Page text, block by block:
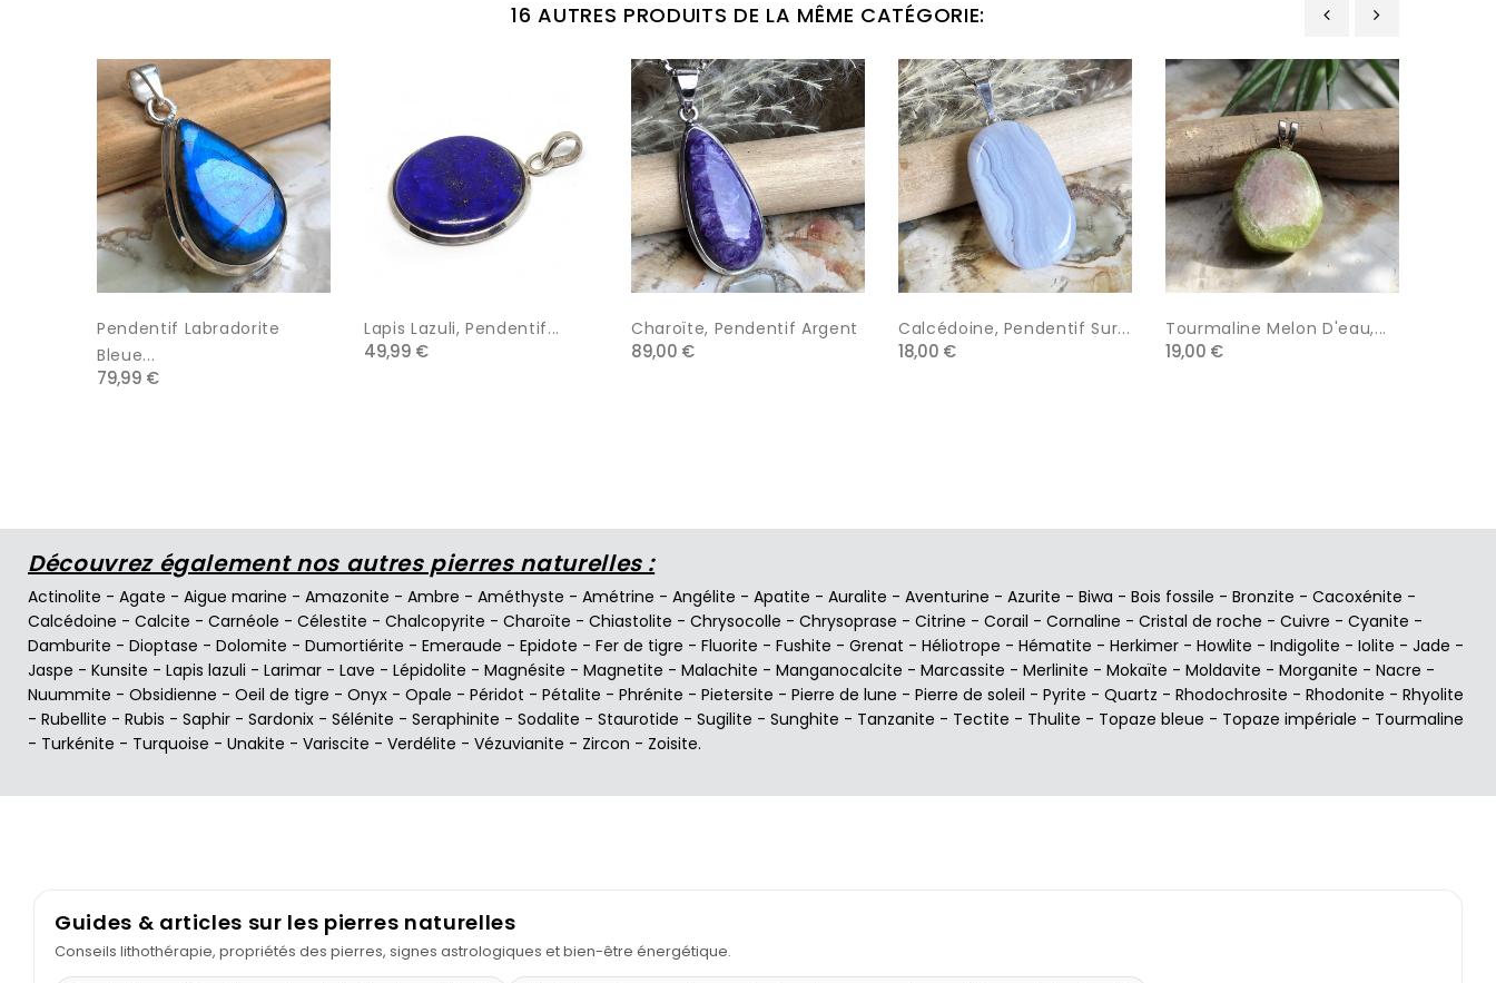
16 AUTRES PRODUITS DE LA MÊME CATÉGORIE:
Pendentif Labradorite
Bleue...
79,99 €
Lapis Lazuli, Pendentif...
49,99 €
Charoïte, Pendentif Argent
89,00 €
Calcédoine, Pendentif Sur...
18,00 €
Tourmaline Melon D'eau,...
19,00 €
‹ ›
Découvrez également nos autres pierres naturelles :
Actinolite - Agate - Aigue marine - Amazonite - Ambre - Améthyste - Amétrine - Angélite - Apatite - Auralite - Aventurine - Azurite - Biwa - Bois fossile - Bronzite - Cacoxénite -
Calcédoine - Calcite - Carnéole - Célestite - Chalcopyrite - Charoïte - Chiastolite - Chrysocolle - Chrysoprase - Citrine - Corail - Cornaline - Cristal de roche - Cuivre - Cyanite -
Damburite - Dioptase - Dolomite - Dumortiérite - Emeraude - Epidote - Fer de tigre - Fluorite - Fushite - Grenat - Héliotrope - Hématite - Herkimer - Howlite - Indigolite - Iolite - Jade -
Jaspe - Kunsite - Lapis lazuli - Larimar - Lave - Lépidolite - Magnésite - Magnetite - Malachite - Manganocalcite - Marcassite - Merlinite - Mokaïte - Moldavite - Morganite - Nacre -
Nuummite - Obsidienne - Oeil de tigre - Onyx - Opale - Péridot - Pétalite - Phrénite - Pietersite - Pierre de lune - Pierre de soleil - Pyrite - Quartz - Rhodochrosite - Rhodonite - Rhyolite
- Rubellite - Rubis - Saphir - Sardonix - Sélénite - Seraphinite - Sodalite - Staurotide - Sugilite - Sunghite - Tanzanite - Tectite - Thulite - Topaze bleue - Topaze impériale - Tourmaline
- Turkénite - Turquoise - Unakite - Variscite - Verdélite - Vézuvianite - Zircon - Zoisite.
Guides & articles sur les pierres naturelles
Conseils lithothérapie, propriétés des pierres, signes astrologiques et bien-être énergétique.